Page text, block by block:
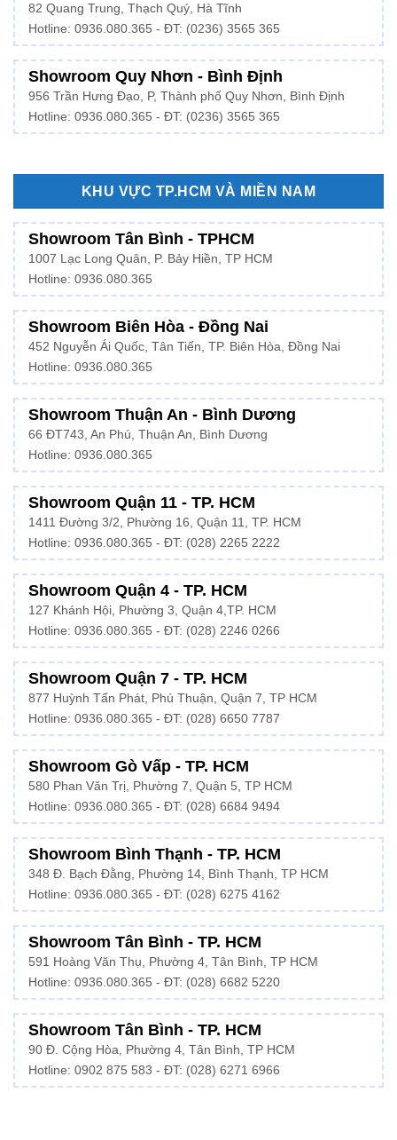
82 Quang Trung, Thạch Quý, Hà Tĩnh
Hotline: 0936.080.365 - ĐT: (0236) 3565 365
Showroom Quy Nhơn - Bình Định
956 Trần Hưng Đạo, P, Thành phố Quy Nhơn, Bình Định
Hotline: 0936.080.365 - ĐT: (0236) 3565 365
KHU VỰC TP.HCM VÀ MIỀN NAM
Showroom Tân Bình - TPHCM
1007 Lạc Long Quân, P. Bảy Hiền, TP HCM
Hotline: 0936.080.365
Showroom Biên Hòa - Đồng Nai
452 Nguyễn Ái Quốc, Tân Tiến, TP. Biên Hòa, Đồng Nai
Hotline: 0936.080.365
Showroom Thuận An - Bình Dương
66 ĐT743, An Phú, Thuận An, Bình Dương
Hotline: 0936.080.365
Showroom Quận 11 - TP. HCM
1411 Đường 3/2, Phường 16, Quận 11, TP. HCM
Hotline: 0936.080.365 - ĐT: (028) 2265 2222
Showroom Quận 4 - TP. HCM
127 Khánh Hội, Phường 3, Quận 4,TP. HCM
Hotline: 0936.080.365 - ĐT: (028) 2246 0266
Showroom Quận 7 - TP. HCM
877 Huỳnh Tấn Phát, Phú Thuận, Quận 7, TP HCM
Hotline: 0936.080.365 - ĐT: (028) 6650 7787
Showroom Gò Vấp - TP. HCM
580 Phan Văn Trị, Phường 7, Quận 5, TP HCM
Hotline: 0936.080.365 - ĐT: (028) 6684 9494
Showroom Bình Thạnh - TP. HCM
348 Đ. Bạch Đằng, Phường 14, Bình Thạnh, TP HCM
Hotline: 0936.080.365 - ĐT: (028) 6275 4162
Showroom Tân Bình - TP. HCM
591 Hoàng Văn Thụ, Phường 4, Tân Bình, TP HCM
Hotline: 0936.080.365 - ĐT: (028) 6682 5220
Showroom Tân Bình - TP. HCM
90 Đ. Cộng Hòa, Phường 4, Tân Bình, TP HCM
Hotline: 0902 875 583 - ĐT: (028) 6271 6966